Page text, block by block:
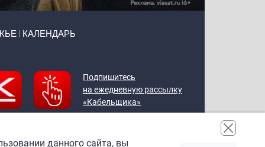
КАЛЕНДАРЬ
Подпишитесь
на ежедневную рассылку
«Кабельщика»
данного сайта, вы